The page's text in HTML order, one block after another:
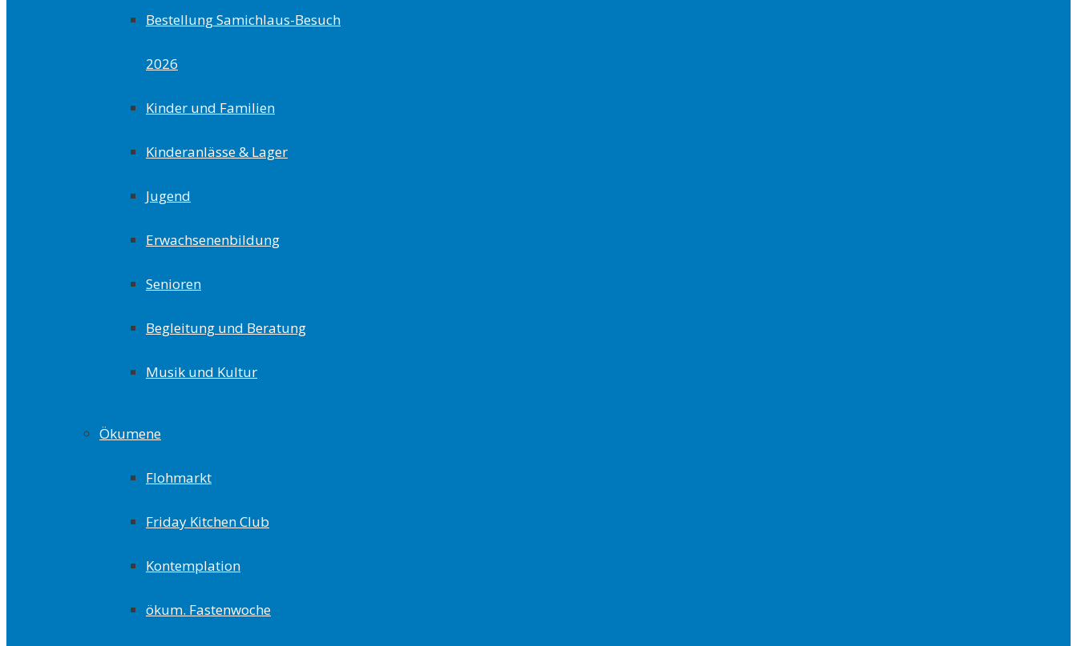
Bestellung Samichlaus-Besuch
2026
Kinder und Familien
Kinderanlässe & Lager
Jugend
Erwachsenenbildung
Senioren
Begleitung und Beratung
Musik und Kultur
Ökumene
Flohmarkt
Friday Kitchen Club
Kontemplation
ökum. Fastenwoche